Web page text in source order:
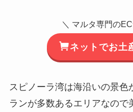
＼ マルタ専門の
ネットでお土
スピノーラ湾は海沿いの景色
ランが多数あるエリアなので